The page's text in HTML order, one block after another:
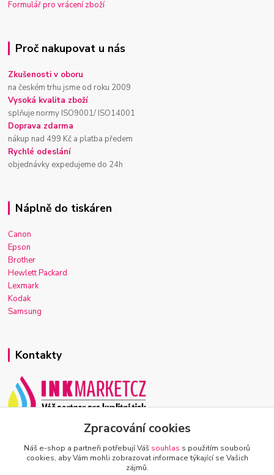
Formulář pro vrácení zboží
Proč nakupovat u nás
Zkušenosti v oboru
na českém trhu jsme od roku 2009
Vysoká kvalita zboží
splňuje normy ISO9001/ ISO14001
Doprava zdarma
nákup nad 499 Kč a platba předem
Rychlé odeslání
objednávky expedujeme do 24h
Náplně do tiskáren
Canon
Epson
Brother
Hewlett Packard
Lexmark
Kodak
Samsung
Kontakty
Josef Macek
+420 603 921 266
Po-Ne, 7-22h
Zpracování cookies
Náš e-shop a partneři potřebují Váš souhlas s použitím souborů
cookies, aby Vám mohli zobrazovat informace týkající se Vašich
zájmů.